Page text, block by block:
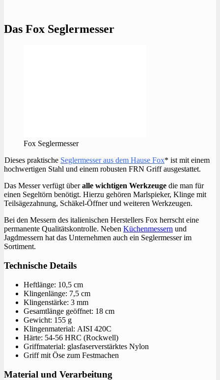
Das Fox Seglermesser
Fox Seglermesser
Dieses praktische Seglermesser aus dem Hause Fox* ist mit einem
hochwertigen Stahl und einem robusten FRN Griff ausgestattet.
Das Messer verfügt überalle wichtigen Werkzeuge die man für
einen Segeltörn benötigt. Hierzu gehören Marlspieker, Klinge mit
Teilsägezahnung, Schäkel-Öffner und weiteren Werkzeugen.
Bei den Messern des italienischen Herstellers Fox herrscht eine
permanente Qualitätskontrolle. Neben Küchenmessern und
Jagdmessern hat das Unternehmen auch ein Seglermesser im
Sortiment.
Technische Details
Heftlänge: 10,5 cm
Klingenlänge: 7,5 cm
Klingenstärke: 3 mm
Gesamtlänge geöffnet: 18 cm
Gewicht: 155 g
Klingenmaterial: AISI 420C
Härte: 54-56 HRC (Rockwell)
Griffmaterial: glasfaserverstärktes Nylon
Griff mit Öse zum Festmachen
Material und Verarbeitung